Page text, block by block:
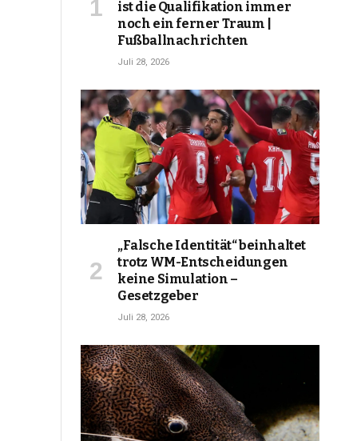
ist die Qualifikation immer
noch ein ferner Traum |
Fußballnachrichten
Juli 28, 2026
„Falsche Identität“ beinhaltet
trotz WM-Entscheidungen
keine Simulation –
Gesetzgeber
Juli 28, 2026